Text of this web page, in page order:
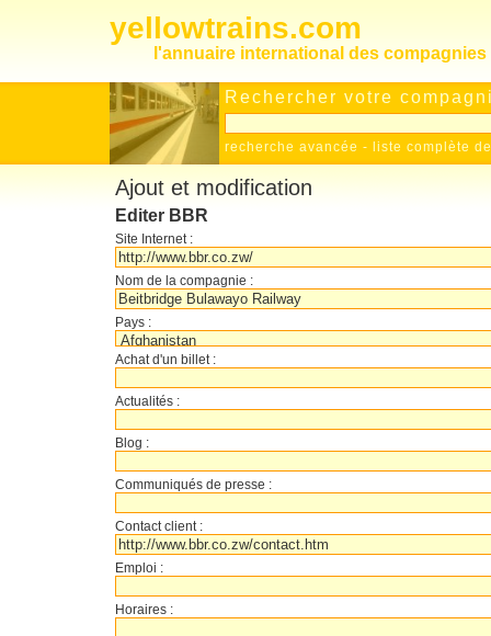
yellowtrains.com
l'annuaire international des
Rechercher votre
recherche avancée - liste complète
Ajout et modification
Editer BBR
Site Internet :
Nom de la compagnie :
Pays :
Achat d'un billet :
Actualités :
Blog :
Communiqués de presse :
Contact client :
Emploi :
Horaires :